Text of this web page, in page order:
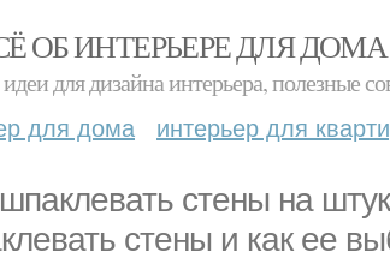
ОБ ИНТЕРЬЕРЕ ДЛЯ
для дизайна интерьера, полезные
для дома интерьер для
стены на
стены и как ее